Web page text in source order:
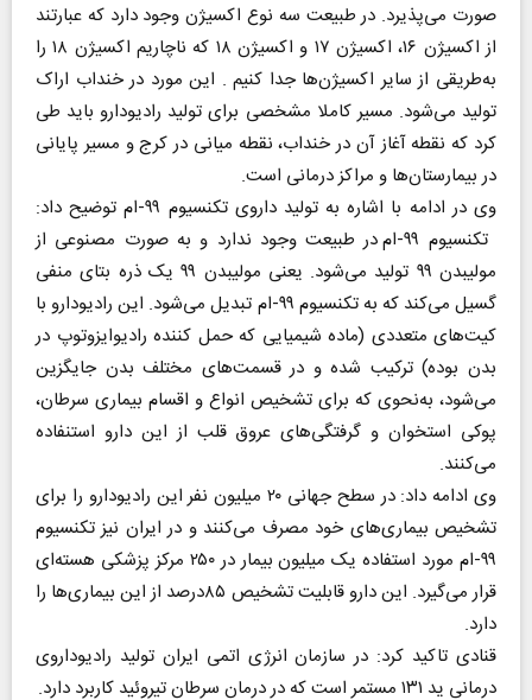
صورت می‌پذیرد. در طبیعت سه نوع اکسیژن وجود دارد که عبارتند
از اکسیژن ۱۶، اکسیژن ۱۷ و اکسیژن ۱۸ که ناچاریم اکسیژن ۱۸ را
به‌طریقی از سایر اکسیژن‌ها جدا کنیم . این مورد در خنداب اراک
تولید می‌شود. مسیر کاملا مشخصی برای تولید رادیودارو باید طی
کرد که نقطه آغاز آن در خنداب، نقطه میانی در کرج و مسیر پایانی
در بیمارستان‌ها و مراکز درمانی است.
وی در ادامه با اشاره به تولید داروی تکنسیوم ۹۹-ام توضیح داد:
تکنسیوم ۹۹-ام در طبیعت وجود ندارد و به صورت مصنوعی از
مولیبدن ۹۹ تولید می‌شود. یعنی مولیبدن ۹۹ یک ذره بتای منفی
گسیل می‌کند که به تکنسیوم ۹۹-ام تبدیل می‌شود. این رادیودارو با
کیت‌های متعددی (ماده شیمیایی که حمل کننده رادیوایزوتوپ در
بدن بوده) ترکیب شده و در قسمت‌های مختلف بدن جایگزین
می‌شود، به‌نحوی که برای تشخیص انواع و اقسام بیماری‌ سرطان،
پوکی استخوان و گرفتگی‌های عروق قلب از این دارو استنفاده
می‌کنند.
وی ادامه داد:‌ در سطح جهانی ۲۰ میلیون نفر این رادیودارو را برای
تشخیص بیماری‌های خود مصرف می‌کنند و در ایران نیز تکنسیوم
۹۹-ام مورد استفاده یک میلیون بیمار در ۲۵۰ مرکز پزشکی هسته‌ای
قرار می‌گیرد. این دارو قابلیت تشخیص ۸۵درصد از این بیماری‌ها را
دارد.
قنادی تاکید کرد: در سازمان انرژی اتمی ایران تولید رادیوداروی
درمانی ید ۱۳۱ مستمر است که در درمان سرطان تیروئید کاربرد دارد.